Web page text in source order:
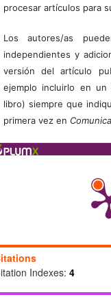
procesar artículos para
Los autores/as
independientes y
versión del artículo
ejemplo incluirlo en
libro) siempre que
primera vez en
Indexes: 4